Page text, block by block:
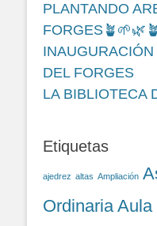
PLANTANDO
FORGES🪴🌱🌿🪴
DEL FORGES
LA BIBLIOTECA
Etiquetas
ajedrez altas Ampliación
Ordinaria Aula